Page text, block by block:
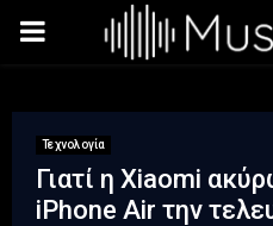
PRIMARY
Τεχνολογία
Γιατί η Xiaomi
iPhone Air την